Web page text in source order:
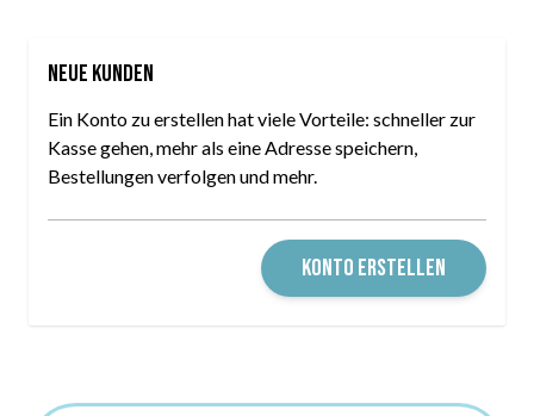
Neue Kunden
Ein Konto zu erstellen hat viele Vorteile: schneller zur
Kasse gehen, mehr als eine Adresse speichern,
Bestellungen verfolgen und mehr.
KONTO ERSTELLEN